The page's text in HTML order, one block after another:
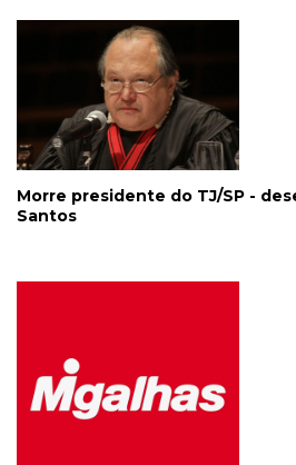
Morre presidente do TJ/SP -
Santos